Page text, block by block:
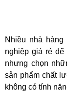
Nhiều nhà
nghiệp giá rẻ
nhưng chọn
sản phẩm chất
không có tính